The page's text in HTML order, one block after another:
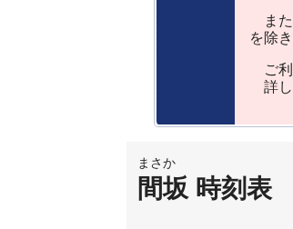
また
を除
ご利
詳し
まさか
間坂 時刻表